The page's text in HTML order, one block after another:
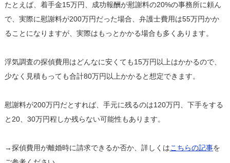
たとえば、着手金15万円、成功報酬が慰謝料の20%の事務所に頼ん
で、実際に慰謝料が200万円だった場合、弁護士費用は55万円かか
ることになりますが、実際はもっとかかる場合も多くあります。
浮気調査の探偵費用はどんなに安くても15万円以上はかかるので、
少なく見積もっても合計80万円以上かかると想定できます。
慰謝料が200万円だとすれば、手元に残るのは120万円、下手をする
と20、30万円程しか残らない可能性もあります。
→探偵費用が離婚時に請求できるか否か、詳しくはこちらの記事を